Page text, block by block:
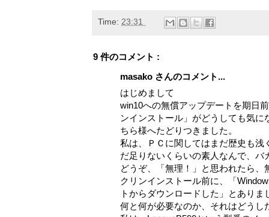
Time: 23:31
9 件のコメント :
masako さんのコメント...
はじめまして
win10への無償アップデートを期日
ンインストール」がどうしても気
ちら様へたどりつきました。
私は、ＰＣに関してはまだ歴史も
だ足りないくらいの素人なんで、
どうぞ、「無理！」と思われたら、
クリンインストール前に、「
トからダウンロードした」とあり
何と何が必要なのか、それはどうし